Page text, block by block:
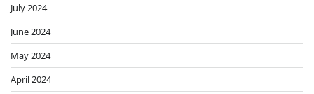
July 2024
June 2024
May 2024
April 2024